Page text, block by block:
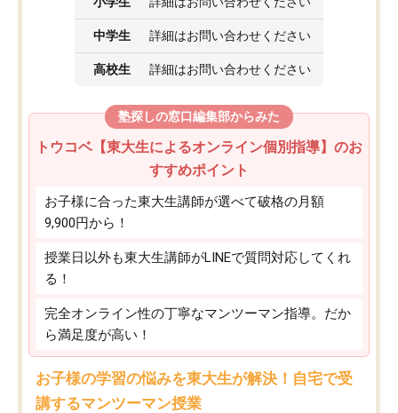
中学生 詳細はお問い合わせください
高校生 詳細はお問い合わせください
塾探しの窓口編集部からみた
トウコベ【東大生によるオンライン個別指導】のお
すすめポイント
お子様に合った東大生講師が選べて破格の月額
9,900円から！
授業日以外も東大生講師がLINEで質問対応してくれ
る！
完全オンライン性の丁寧なマンツーマン指導。だか
ら満足度が高い！
お子様の学習の悩みを東大生が解決！自宅で受
講するマンツーマン授業